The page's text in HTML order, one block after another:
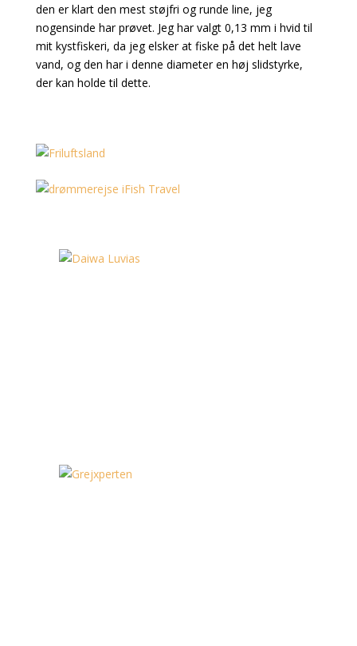
den er klart den mest støjfri og runde line, jeg
nogensinde har prøvet. Jeg har valgt 0,13 mm i hvid til
mit kystfiskeri, da jeg elsker at fiske på det helt lave
vand, og den har i denne diameter en høj slidstyrke,
der kan holde til dette.